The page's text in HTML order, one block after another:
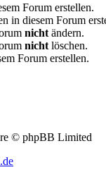
Forum erstellen.
in diesem Forum
nicht ändern.
nicht löschen.
Forum erstellen.
© phpBB Limited